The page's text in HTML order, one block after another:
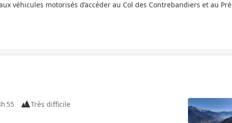
véhicules motorisés d’accéder au Col des Contrebandiers et au Pré
55
Très difficile